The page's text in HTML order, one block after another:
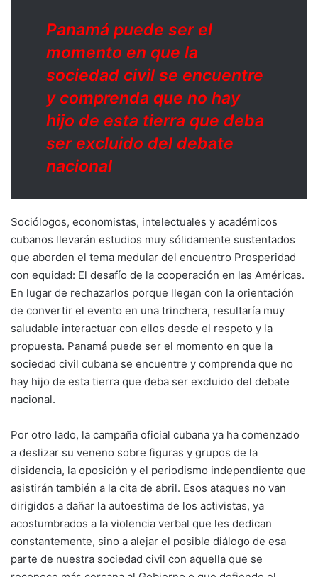
Panamá puede ser el
momento en que la
sociedad civil se encuentre
y comprenda que no hay
hijo de esta tierra que deba
ser excluido del debate
nacional
Sociólogos, economistas, intelectuales y académicos
cubanos llevarán estudios muy sólidamente sustentados
que aborden el tema medular del encuentro Prosperidad
con equidad: El desafío de la cooperación en las Américas.
En lugar de rechazarlos porque llegan con la orientación
de convertir el evento en una trinchera, resultaría muy
saludable interactuar con ellos desde el respeto y la
propuesta. Panamá puede ser el momento en que la
sociedad civil cubana se encuentre y comprenda que no
hay hijo de esta tierra que deba ser excluido del debate
nacional.
Por otro lado, la campaña oficial cubana ya ha comenzado
a deslizar su veneno sobre figuras y grupos de la
disidencia, la oposición y el periodismo independiente que
asistirán también a la cita de abril. Esos ataques no van
dirigidos a dañar la autoestima de los activistas, ya
acostumbrados a la violencia verbal que les dedican
constantemente, sino a alejar el posible diálogo de esa
parte de nuestra sociedad civil con aquella que se